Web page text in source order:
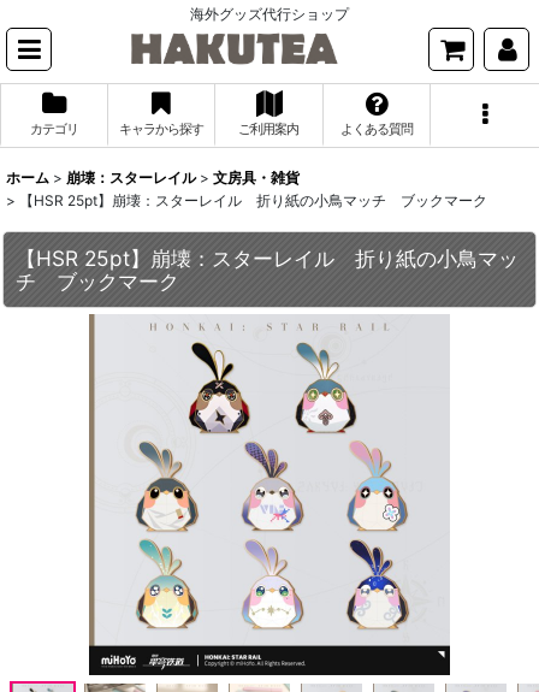
海外グッズ代行ショップ
カテゴリ キャラから探す ご利用案内 よくある質問
ホーム > 崩壊：スターレイル > 文房具・雑貨
>
【HSR 25pt】崩壊：スターレイル 折り紙の小鳥マッチ ブックマーク
【HSR 25pt】崩壊：スターレイル 折り紙の小鳥マッ
チ ブックマーク